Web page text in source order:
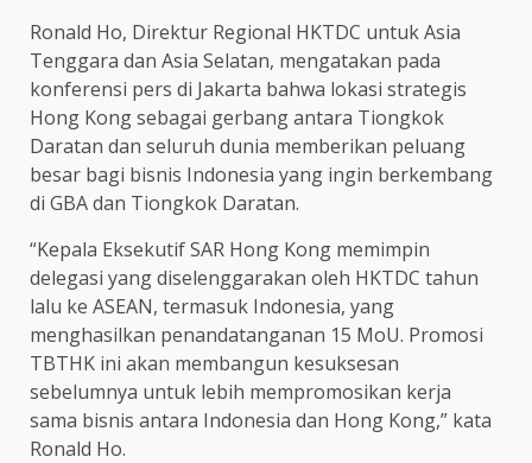
Ronald Ho, Direktur Regional HKTDC untuk Asia
Tenggara dan Asia Selatan, mengatakan pada
konferensi pers di Jakarta bahwa lokasi strategis
Hong Kong sebagai gerbang antara Tiongkok
Daratan dan seluruh dunia memberikan peluang
besar bagi bisnis Indonesia yang ingin berkembang
di GBA dan Tiongkok Daratan.
“Kepala Eksekutif SAR Hong Kong memimpin
delegasi yang diselenggarakan oleh HKTDC tahun
lalu ke ASEAN, termasuk Indonesia, yang
menghasilkan penandatanganan 15 MoU. Promosi
TBTHK ini akan membangun kesuksesan
sebelumnya untuk lebih mempromosikan kerja
sama bisnis antara Indonesia dan Hong Kong,” kata
Ronald Ho.